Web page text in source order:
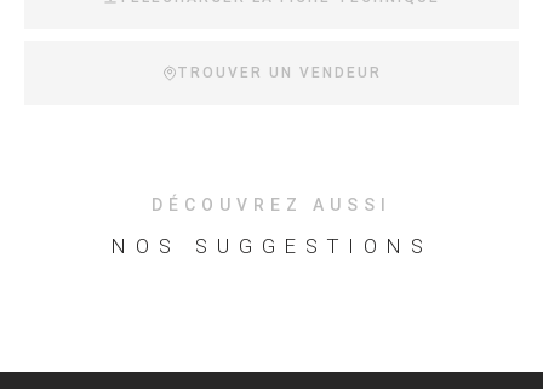
TROUVER UN VENDEUR
DÉCOUVREZ AUSSI
NOS SUGGESTIONS